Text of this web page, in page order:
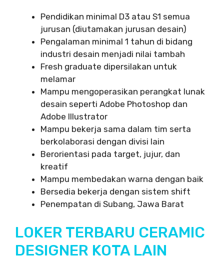
Pendidikan minimal D3 atau S1 semua
jurusan (diutamakan jurusan desain)
Pengalaman minimal 1 tahun di bidang
industri desain menjadi nilai tambah
Fresh graduate dipersilakan untuk
melamar
Mampu mengoperasikan perangkat lunak
desain seperti Adobe Photoshop dan
Adobe Illustrator
Mampu bekerja sama dalam tim serta
berkolaborasi dengan divisi lain
Berorientasi pada target, jujur, dan
kreatif
Mampu membedakan warna dengan baik
Bersedia bekerja dengan sistem shift
Penempatan di Subang, Jawa Barat
LOKER TERBARU CERAMIC
DESIGNER KOTA LAIN